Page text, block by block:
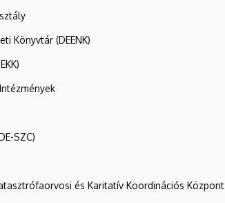
Könyvtár (DEENK)
SZC)
és Karitatív Koordinációs Központ